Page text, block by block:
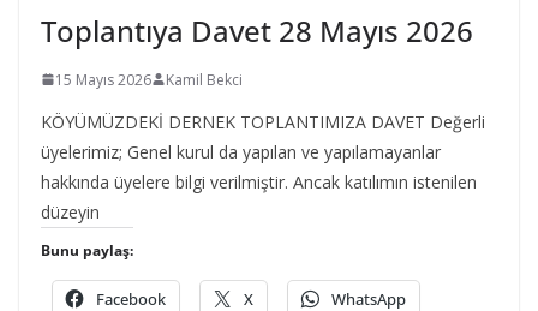
Toplantıya Davet 28 Mayıs 2026
15 Mayıs 2026 Kamil Bekci
KÖYÜMÜZDEKİ DERNEK TOPLANTIMIZA DAVET Değerli
üyelerimiz; Genel kurul da yapılan ve yapılamayanlar
hakkında üyelere bilgi verilmiştir. Ancak katılımın istenilen
düzeyin
Bunu paylaş:
Facebook X WhatsApp